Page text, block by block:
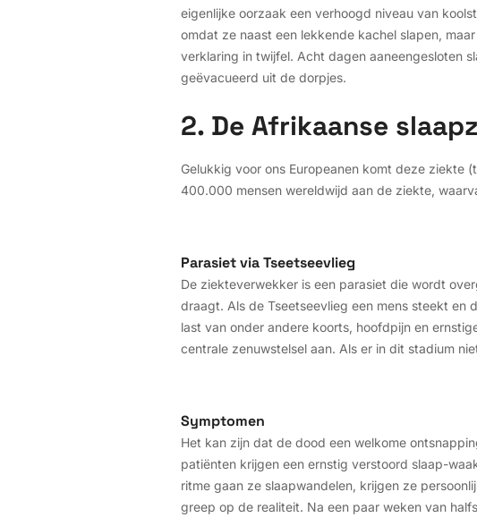
eigenlijke oorzaak een verhoogd niveau van
omdat ze naast een lekkende kachel slapen,
verklaring in twijfel. Acht dagen aaneengesloten
geëvacueerd uit de dorpjes.
2. De Afrikaanse
Gelukkig voor ons Europeanen komt deze ziekte
400.000 mensen wereldwijd aan de ziekte,
Parasiet via Tseetseevlieg
De ziekteverwekker is een parasiet die wordt
draagt. Als de Tseetseevlieg een mens steekt
last van onder andere koorts, hoofdpijn en
centrale zenuwstelsel aan. Als er in dit stadium
Symptomen
Het kan zijn dat de dood een welkome
patiënten krijgen een ernstig verstoord slaap-
ritme gaan ze slaapwandelen, krijgen ze
greep op de realiteit. Na een paar weken van